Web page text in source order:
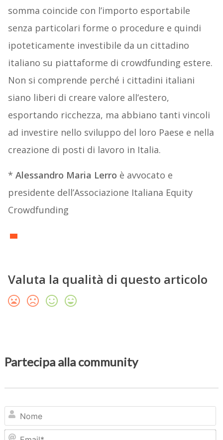
somma coincide con l’importo esportabile
senza particolari forme o procedure e quindi
ipoteticamente investibile da un cittadino
italiano su piattaforme di crowdfunding estere.
Non si comprende perché i cittadini italiani
siano liberi di creare valore all’estero,
esportando ricchezza, ma abbiano tanti vincoli
ad investire nello sviluppo del loro Paese e nella
creazione di posti di lavoro in Italia.
* Alessandro Maria Lerro è avvocato e
presidente dell’Associazione Italiana Equity
Crowdfunding
Valuta la qualità di questo articolo
Partecipa alla community